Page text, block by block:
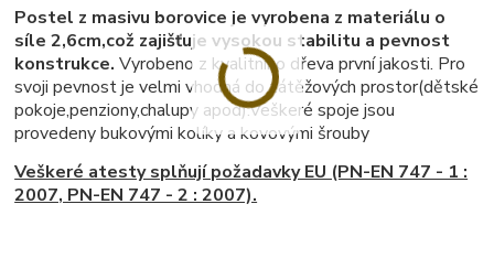
Postel z masivu borovice je vyrobena z materiálu o
síle 2,6cm,což zajišťuje vysokou stabilitu a pevnost
konstrukce. Vyrobeno z kvalitního dřeva první jakosti. Pro
svoji pevnost je velmi vhodná do zátěžových prostor(dětské
pokoje,penziony,chalupy apod).Veškeré spoje jsou
provedeny bukovými kolíky a kovovými šrouby
Veškeré atesty splňují požadavky EU (PN-EN 747 - 1 :
2007, PN-EN 747 - 2 : 2007).